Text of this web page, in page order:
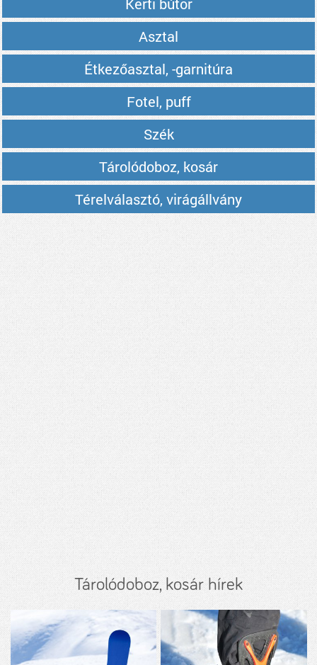
Asztal
Étkezőasztal, -garnitúra
Fotel, puff
Szék
Tárolódoboz, kosár
Térelválasztó, virágállvány
Tárolódoboz, kosár hírek